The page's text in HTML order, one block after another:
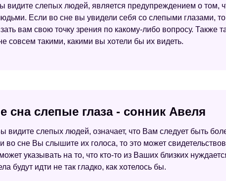
видите слепых людей, является предупреждением о том,
Если во сне вы увидели себя со слепыми глазами, то
вам свою точку зрения по какому-либо вопросу. Также
совсем такими, какими вы хотели бы их видеть.
сна слепые глаза - сонник Авеля
видите слепых людей, означает, что Вам следует быть
во сне Вы слышите их голоса, то это может
указывать на то, что кто-то из Ваших близких
будут идти не так гладко, как хотелось бы.